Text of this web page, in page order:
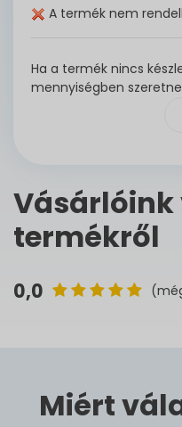
A termék nem
Ha a termék nincs
mennyiségben
Vásárlóink
termékről
0,0
Miért